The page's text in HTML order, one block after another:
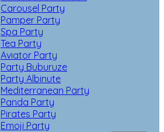
Carousel Party
Pamper Party
Spa Party
Tea Party
Aviator Party
Party Buburuze
Party Albinute
Mediterranean Party
Panda Party
Pirates Party
Emoji Party